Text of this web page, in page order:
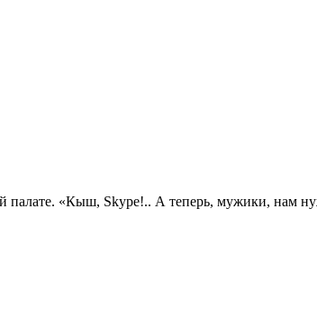
«Кыш, Skype!.. А теперь, мужики, нам